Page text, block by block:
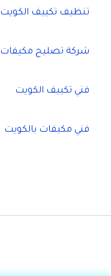
تنظيف تكييف الكويت
شركة تصليح مكيفات
فني تكييف الكويت
فني مكيفات بالكويت